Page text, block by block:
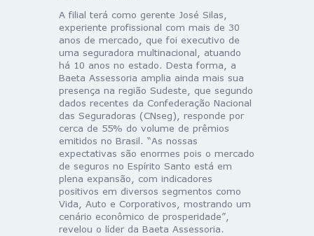
A filial terá como gerente José Silas,
experiente profissional com mais de 30
anos de mercado, que foi executivo de
uma seguradora multinacional, atuando
há 10 anos no estado. Desta forma, a
Baeta Assessoria amplia ainda mais sua
presença na região Sudeste, que segundo
dados recentes da Confederação Nacional
das Seguradoras (CNseg), responde por
cerca de 55% do volume de prêmios
emitidos no Brasil. “As nossas
expectativas são enormes pois o mercado
de seguros no Espírito Santo está em
plena expansão, com indicadores
positivos em diversos segmentos como
Vida, Auto e Corporativos, mostrando um
cenário econômico de prosperidade”,
revelou o líder da Baeta Assessoria.